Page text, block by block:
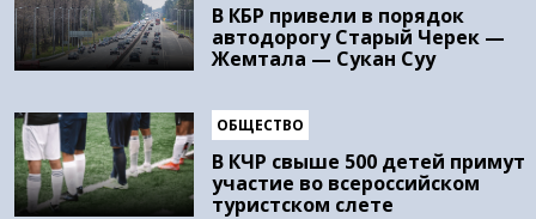
В КБР привели в порядок
автодорогу Старый Черек —
Жемтала — Сукан Суу
ОБЩЕСТВО
В КЧР свыше 500 детей примут
участие во всероссийском
туристском слете